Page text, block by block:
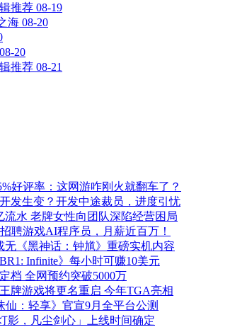
08-19
海 08-20
08-20
08-21
好评率：这网游咋刚火就翻车了？
发生变？开发中途裁员，进度引忧
水 老牌女性向团队深陷经营困局
聘游戏AI程序员，月薪近百万！
无《黑神话：钟馗》重磅实机内容
Infinite》每小时可赚10美元
档 全网预约突破5000万
牌游戏将更名重启 今年TGA亮相
仙：轻享》官宣9月全平台公测
影，凡尘剑心」上线时间确定